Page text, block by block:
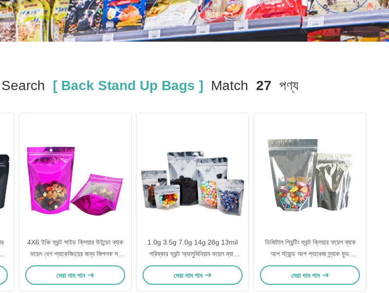
[ Back Stand Up Bags ] Match 27 পণ্য
4X6 ইঞ্চি ফ্রন্ট সাইড ক্লিয়ার উইন্ডো ব্যাক
ফয়েল বেগ প্যাকেজিংয়ের জন্য জিপলক সহ
মাইলার ব্যাগ
সেরা দাম পান
1.0g 3.5g 7.0g 14g 28g 13mil
পরিষ্কার ফ্রন্ট অ্যালুমিনিয়াম ফয়েল ম্যাট
কালো ব্যাক স্ট্যান্ড আপ গন্ধ-প্রতিরোধী ব্যাগ
সেরা দাম পান
ডিজিটাল প্রিন্টিং ফ্রন্ট ক্লিয়ার ফয়েল ব্যাক
আপ স্ট্যান্ড আপ প্যাকেজ স্ন্যাক ফুড
প্যাকেজিংয়ের জন্য তাপ সিল সহ
সেরা দাম পান